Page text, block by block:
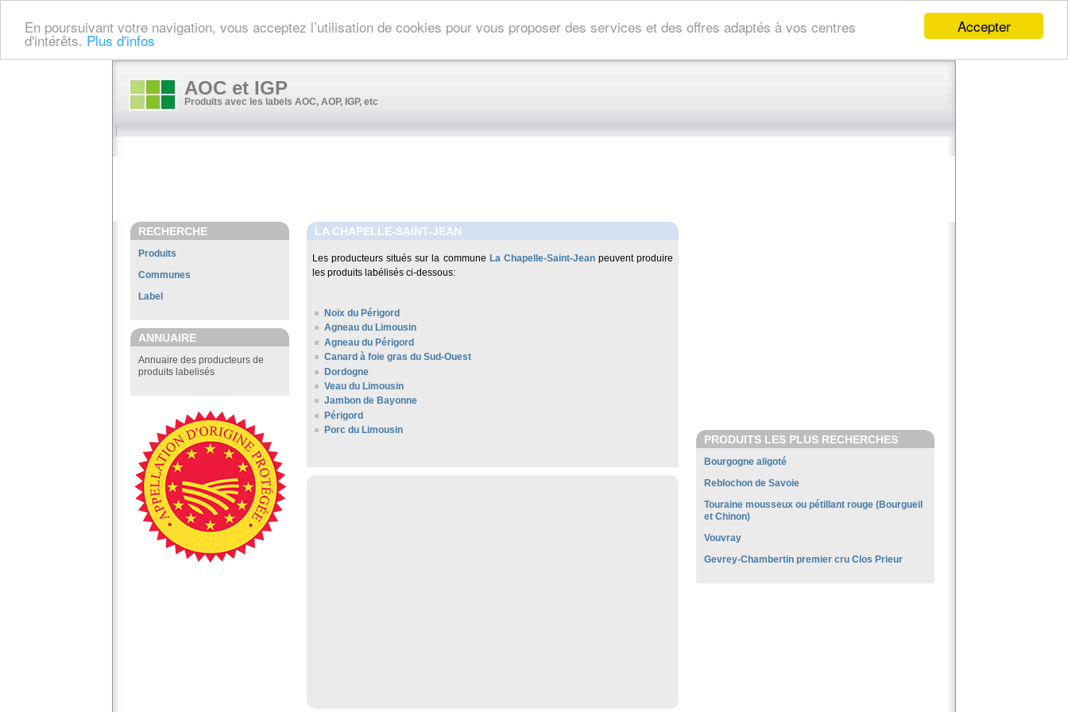
Accepter
En poursuivant votre navigation, vous acceptez l’utilisation de cookies pour vous proposer des services et des offres adaptés à vos centres
d'intérêts. Plus d'infos
AOC et IGP
Produits avec les labels AOC, AOP, IGP, etc
RECHERCHE
Produits
Communes
Label
ANNUAIRE
Annuaire des producteurs de
produits labelisés
LA CHAPELLE-SAINT-JEAN
Les producteurs situés sur la commune La Chapelle-Saint-Jeanpeuvent produire
les produits labélisés ci-dessous:
Noix du Périgord
Agneau du Limousin
Agneau du Périgord
Canard à foie gras du Sud-Ouest
Dordogne
Veau du Limousin
Jambon de Bayonne
Périgord
Porc du Limousin
PRODUITS LES PLUS RECHERCHES
Bourgogne aligoté
Reblochon de Savoie
Touraine mousseux ou pétillant rouge (Bourgueil
et Chinon)
Vouvray
Gevrey-Chambertin premier cru Clos Prieur